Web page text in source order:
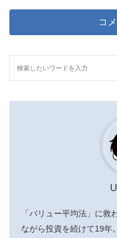
「バリュー平均法」に救
ながら投資を続けて19年